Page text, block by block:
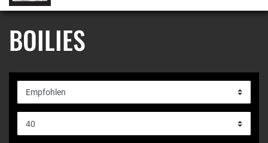
BOILIES